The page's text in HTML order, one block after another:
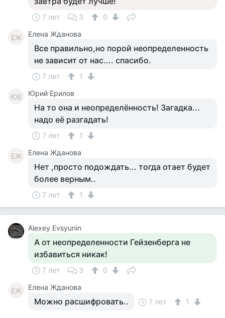
7 лет 3 0
ЕЖ Елена Жданова
Все правильно,но порой неопределенность
не зависит от нас.... спасибо.
7 лет 1
ЮЕ Юрий Ерилов
На то она и неопределённость! Загадка...
надо её разгадать!
7 лет 1
ЕЖ Елена Жданова
Нет ,просто подождать... тогда отает будет
более верным..
7 лет 1
Alexey Evsyunin
А от неопределенности Гейзенберга не
избавиться никак!
7 лет 3 0
ЕЖ Елена Жданова
Можно расшифровать.. 7 лет 1